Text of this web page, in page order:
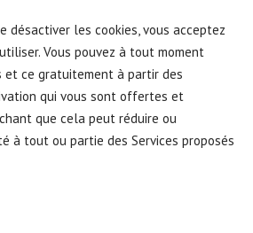
désactiver les cookies, vous acceptez
Vous pouvez à tout moment
et ce gratuitement à partir des
qui vous sont offertes et
que cela peut réduire ou
à tout ou partie des Services proposés